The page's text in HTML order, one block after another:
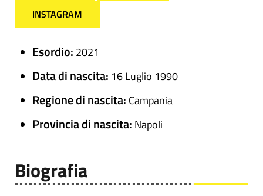
INSTAGRAM
Esordio: 2021
Data di nascita: 16 Luglio 1990
Regione di nascita: Campania
Provincia di nascita: Napoli
Biografia